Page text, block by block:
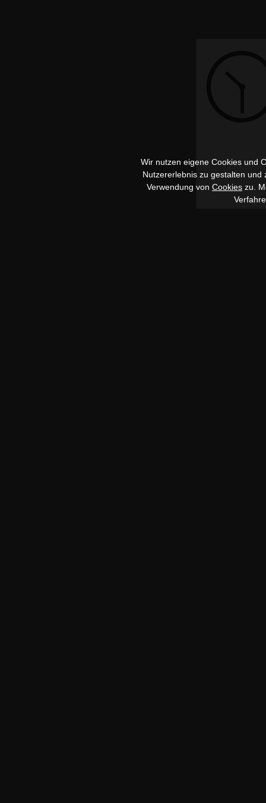
Wir nutzen eigene Cookies und
Nutzererlebnis zu gestalten
Verwendung von Cookies zu.